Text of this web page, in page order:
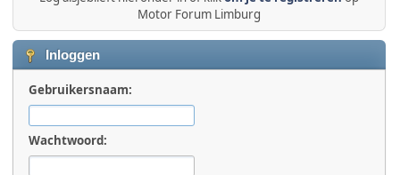
Motor Forum Limburg
Inloggen
Gebruikersnaam:
Wachtwoord: